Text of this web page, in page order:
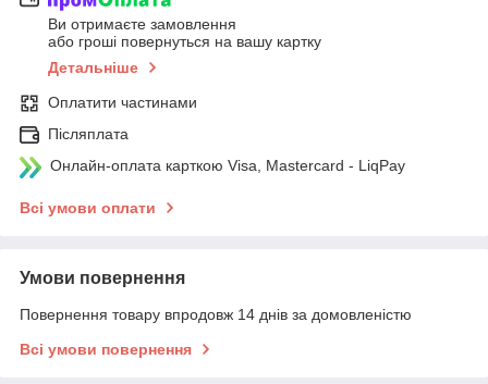
Ви отримаєте замовлення
або гроші повернуться на вашу картку
Детальніше
Оплатити частинами
Післяплата
Онлайн-оплата карткою Visa, Mastercard - LiqPay
Всі умови оплати
Умови повернення
Повернення товару впродовж 14 днів за домовленістю
Всі умови повернення